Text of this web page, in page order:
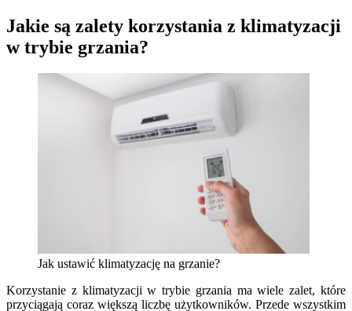
Jakie są zalety korzystania z klimatyzacji
w trybie grzania?
Jak ustawić klimatyzację na grzanie?
Korzystanie z klimatyzacji w trybie grzania ma wiele zalet, które
przyciągają coraz większą liczbę użytkowników. Przede wszystkim